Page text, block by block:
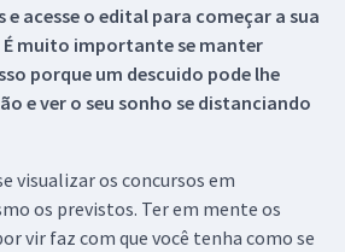
acesse o edital para começar a sua
muito importante se manter
porque um descuido pode lhe
e ver o seu sonho se distanciando
visualizar os concursos em
os previstos. Ter em mente os
vir faz com que você tenha como se